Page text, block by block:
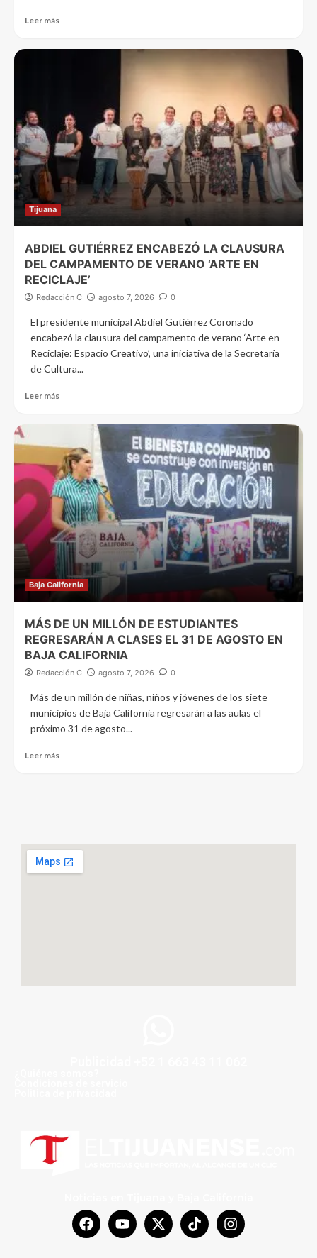
Leer más
Tijuana
ABDIEL GUTIÉRREZ ENCABEZÓ LA CLAUSURA
DEL CAMPAMENTO DE VERANO ‘ARTE EN
RECICLAJE’
Redacción C agosto 7, 2026 0
El presidente municipal Abdiel Gutiérrez Coronado
encabezó la clausura del campamento de verano ‘Arte en
Reciclaje: Espacio Creativo’, una iniciativa de la Secretaría
de Cultura...
Leer más
Baja California
MÁS DE UN MILLÓN DE ESTUDIANTES
REGRESARÁN A CLASES EL 31 DE AGOSTO EN
BAJA CALIFORNIA
Redacción C agosto 7, 2026 0
Más de un millón de niñas, niños y jóvenes de los siete
municipios de Baja California regresarán a las aulas el
próximo 31 de agosto...
Leer más